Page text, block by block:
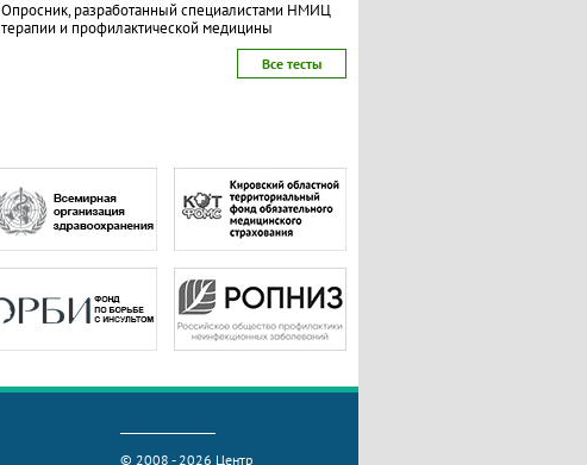
Опросник, разработанный специалистами НМИЦ
терапии и профилактической медицины
Все тесты
© 2008 - 2026 Центр